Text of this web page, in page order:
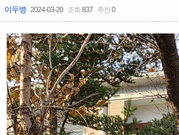
이두병 2024-03-20 조회 837 추천 0